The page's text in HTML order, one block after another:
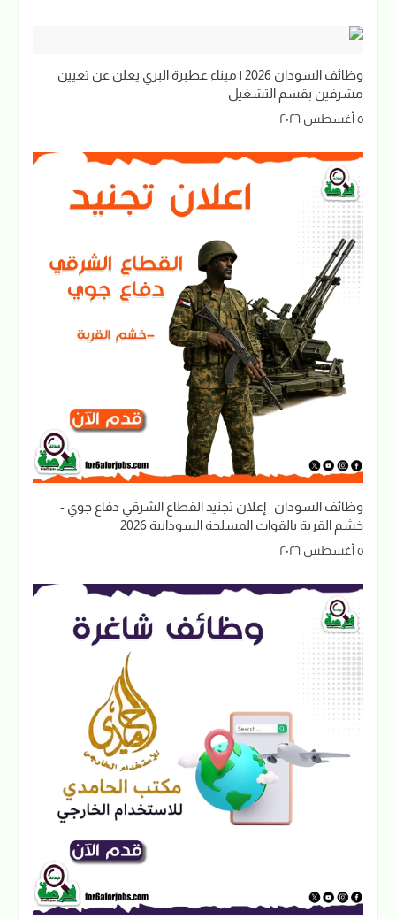
وظائف السودان 2026 | ميناء عطبرة البري يعلن عن تعيين
مشرفين بقسم التشغيل
٥ أغسطس ٢٠٢٦
وظائف السودان | إعلان تجنيد القطاع الشرقي دفاع جوي -
خشم القربة بالقوات المسلحة السودانية 2026
٥ أغسطس ٢٠٢٦